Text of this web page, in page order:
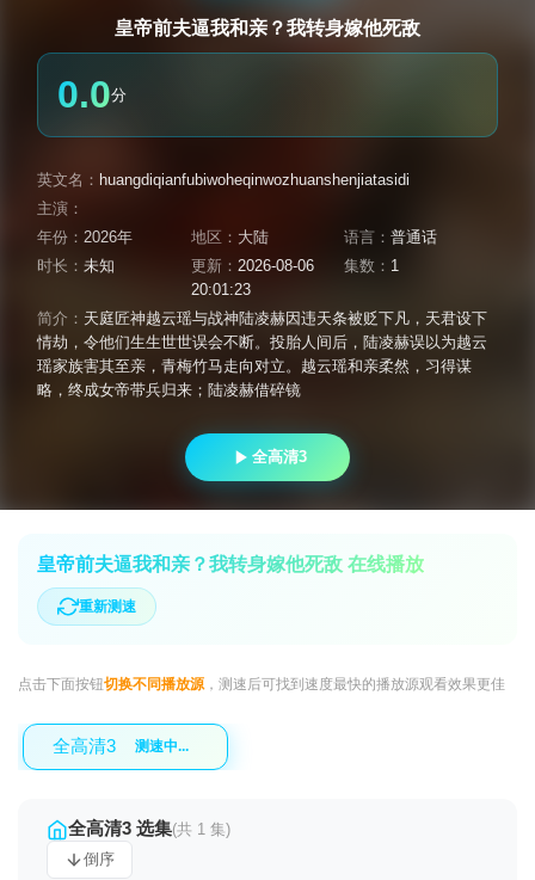
皇帝前夫逼我和亲？我转身嫁他死敌
0.0分
英文名： huangdiqianfubiwoheqinwozhuanshenjiatasidi
主演：
年份： 2026年 地区： 大陆 语言：普通话
时长： 未知 更新： 2026-08-06
20:01:23
集数： 1
简介： 天庭匠神越云瑶与战神陆凌赫因违天条被贬下凡，天君设下
情劫，令他们生生世世误会不断。投胎人间后，陆凌赫误以为越云
瑶家族害其至亲，青梅竹马走向对立。越云瑶和亲柔然，习得谋
略，终成女帝带兵归来；陆凌赫借碎镜
全高清3
皇帝前夫逼我和亲？我转身嫁他死敌 在线播放
重新测速
点击下面按钮切换不同播放源，测速后可找到速度最快的播放源观看效果更佳
全高清3 测速中...
全高清3 选集(共 1 集)
倒序